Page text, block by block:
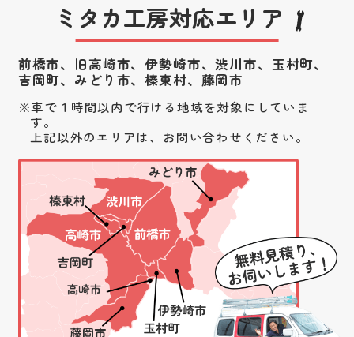
ミタカ工房対応エリア
前橋市、旧高崎市、伊勢崎市、渋川市、 玉村町、
吉岡町、みどり市、榛東村、藤岡市
車で１時間以内で行ける地域を対象にしていま
す。
上記以外のエリアは、お問い合わせください。